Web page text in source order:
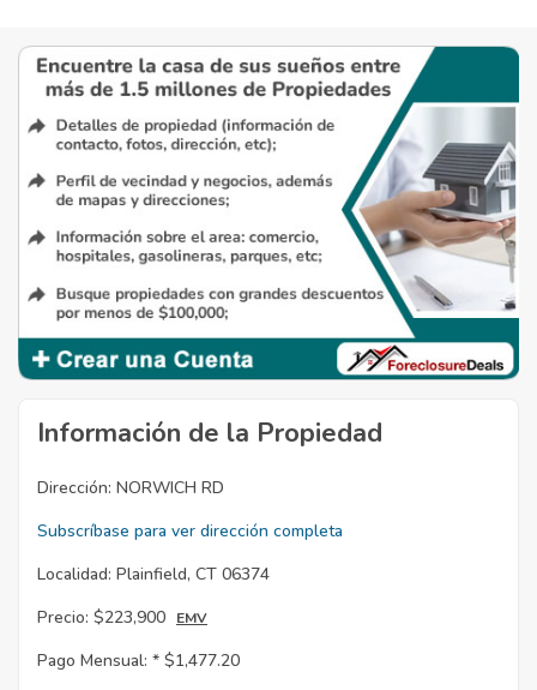
Información de la Propiedad
Dirección: NORWICH RD
Subscríbase para ver dirección completa
Localidad: Plainfield, CT 06374
Precio: $223,900 EMV
Pago Mensual: * $1,477.20